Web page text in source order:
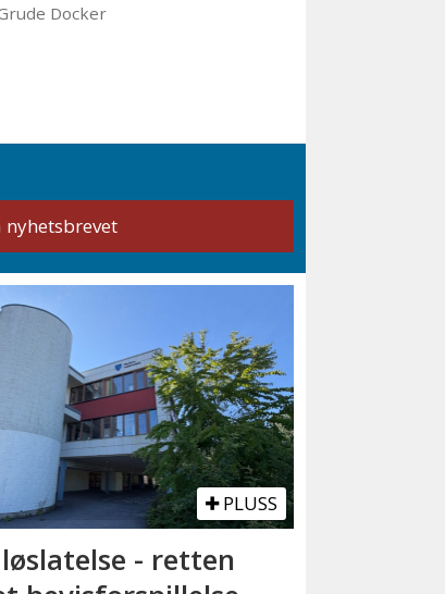
Docker
PLUSS
- retten